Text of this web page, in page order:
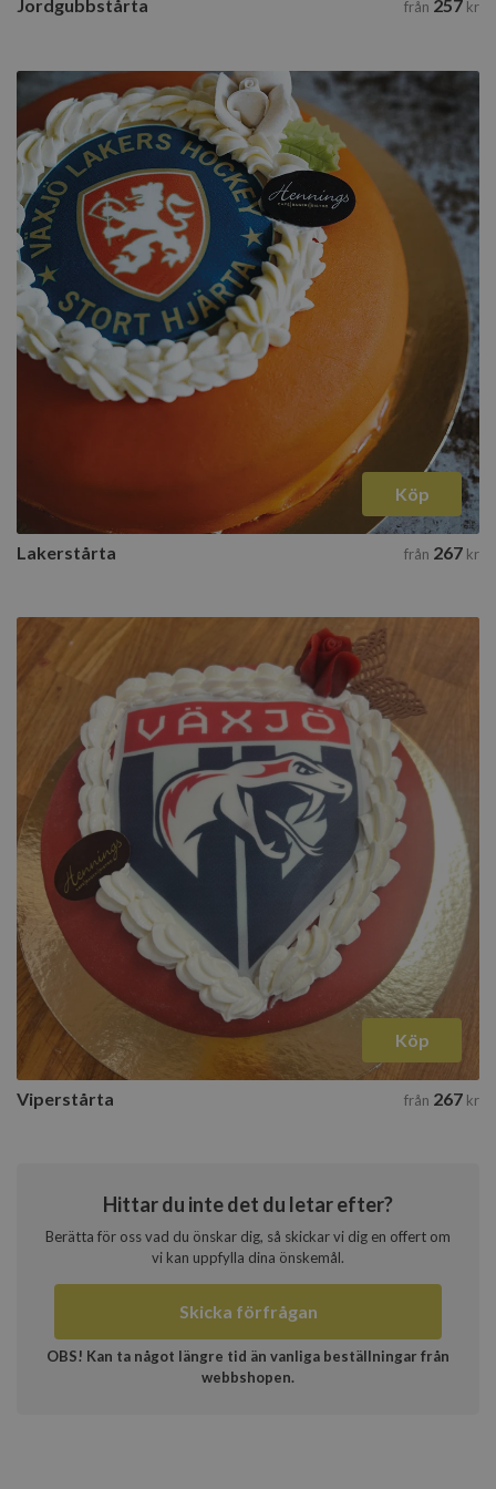
Jordgubbstårta från 257 kr
Köp
Lakerstårta från 267 kr
Köp
Viperstårta från 267 kr
Hittar du inte det du letar efter?
Berätta för oss vad du önskar dig, så skickar vi dig en offert om
vi kan uppfylla dina önskemål.
Skicka förfrågan
OBS! Kan ta något längre tid än vanliga beställningar från
webbshopen.